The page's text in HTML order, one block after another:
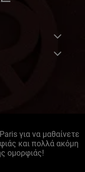
για να μαθαίνετε
και πολλά ακόμη
ομορφιάς!